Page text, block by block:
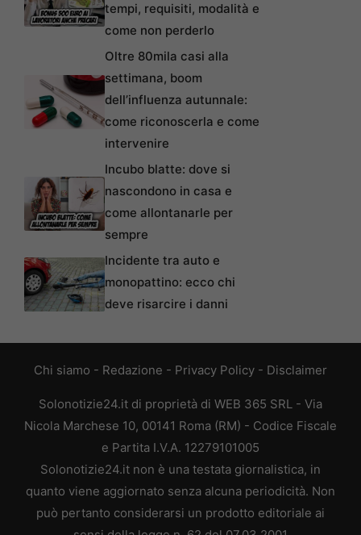
tempi, requisiti, modalità e
come non perderlo
Oltre 80mila casi alla
settimana, boom
dell’influenza autunnale:
come riconoscerla e come
intervenire
Incubo blatte: dove si
nascondono in casa e
come allontanarle per
sempre
Incidente tra auto e
monopattino: ecco chi
deve risarcire i danni
Chi siamo - Redazione - Privacy Policy - Disclaimer
Solonotizie24.it di proprietà di WEB 365 SRL - Via
Nicola Marchese 10, 00141 Roma (RM) - Codice Fiscale
e Partita I.V.A. 12279101005
Solonotizie24.it non è una testata giornalistica, in
quanto viene aggiornato senza alcuna periodicità. Non
può pertanto considerarsi un prodotto editoriale ai